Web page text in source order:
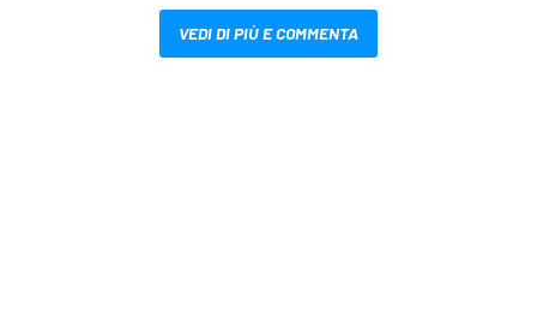
VEDI DI PIÙ E COMMENTA